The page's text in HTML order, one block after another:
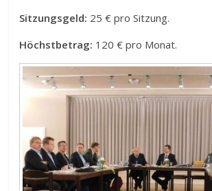
Sitzungsgeld: 25 € pro Sitzung.
Höchstbetrag: 120 € pro Monat.